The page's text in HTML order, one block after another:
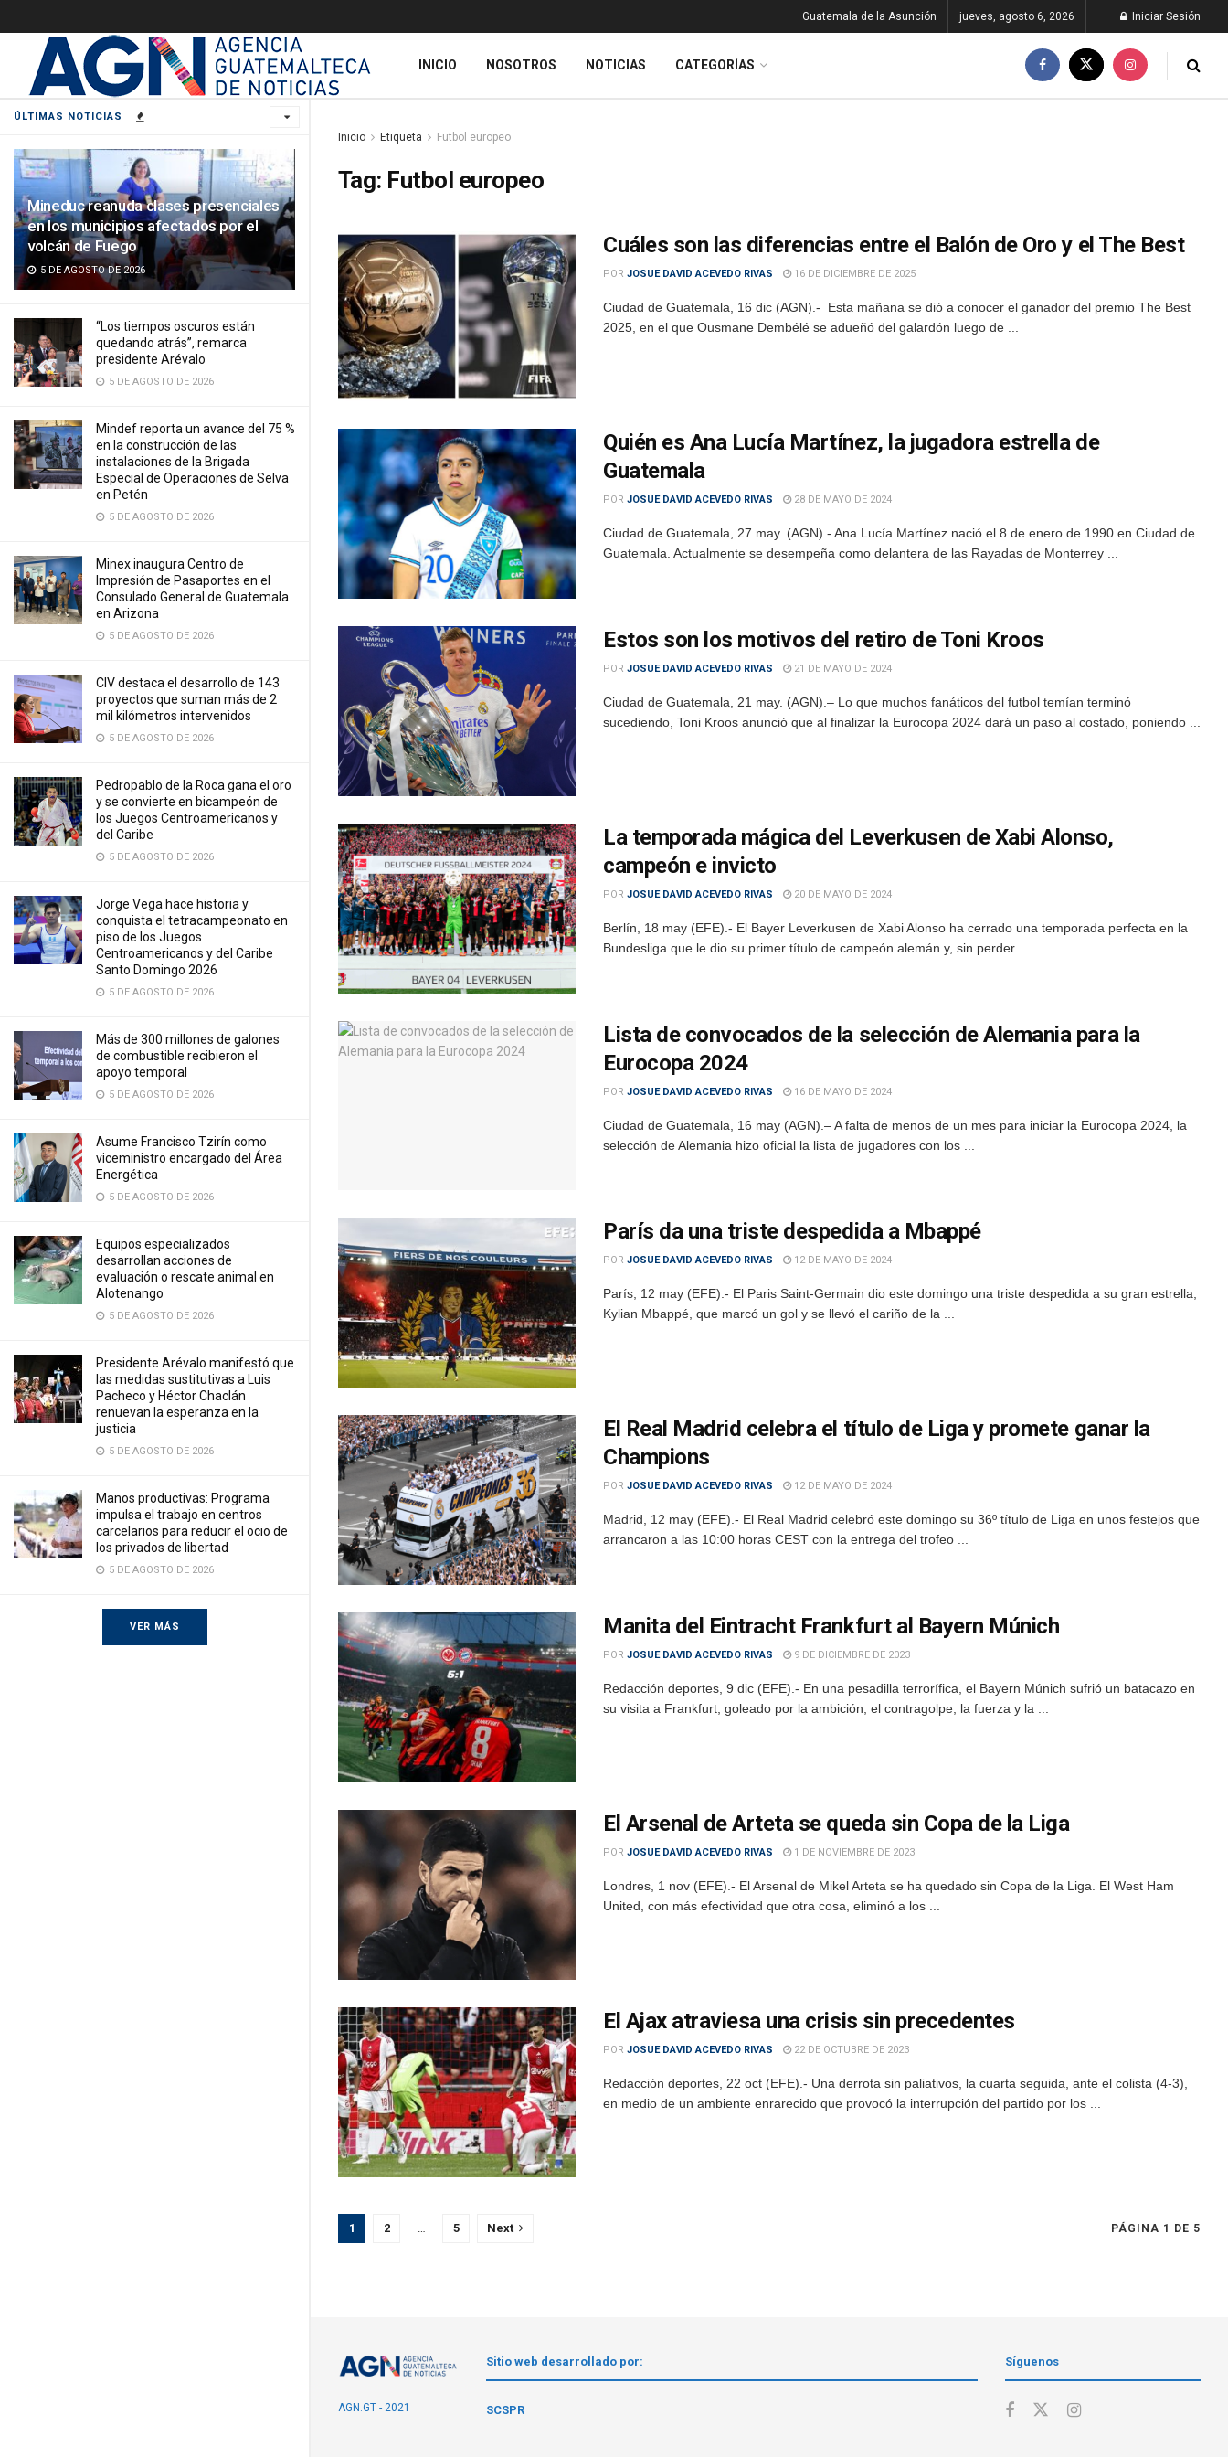
ÚLTIMAS NOTICIAS
Mineduc reanuda clases presenciales
en los municipios afectados por el
volcán de Fuego
5 DE AGOSTO DE 2026
“Los tiempos oscuros están
quedando atrás”, remarca
presidente Arévalo
5 DE AGOSTO DE 2026
Mindef reporta un avance del 75 %
en la construcción de las
instalaciones de la Brigada
Especial de Operaciones de Selva
en Petén
5 DE AGOSTO DE 2026
Minex inaugura Centro de
Impresión de Pasaportes en el
Consulado General de Guatemala
en Arizona
5 DE AGOSTO DE 2026
CIV destaca el desarrollo de 143
proyectos que suman más de 2
mil kilómetros intervenidos
5 DE AGOSTO DE 2026
Pedropablo de la Roca gana el oro
y se convierte en bicampeón de
los Juegos Centroamericanos y
del Caribe
5 DE AGOSTO DE 2026
Jorge Vega hace historia y
conquista el tetracampeonato en
piso de los Juegos
Centroamericanos y del Caribe
Santo Domingo 2026
5 DE AGOSTO DE 2026
Más de 300 millones de galones
de combustible recibieron el
apoyo temporal
5 DE AGOSTO DE 2026
Asume Francisco Tzirín como
viceministro encargado del Área
Energética
5 DE AGOSTO DE 2026
Equipos especializados
desarrollan acciones de
evaluación o rescate animal en
Alotenango
5 DE AGOSTO DE 2026
Presidente Arévalo manifestó que
las medidas sustitutivas a Luis
Pacheco y Héctor Chaclán
renuevan la esperanza en la
justicia
5 DE AGOSTO DE 2026
Manos productivas: Programa
impulsa el trabajo en centros
carcelarios para reducir el ocio de
los privados de libertad
5 DE AGOSTO DE 2026
VER MÁS
Guatemala de la Asunción jueves, agosto 6, 2026 Iniciar Sesión
INICIO NOSOTROS NOTICIAS CATEGORÍAS
Inicio Etiqueta Futbol europeo
Tag: Futbol europeo
Cuáles son las diferencias entre el Balón de Oro y el The Best
POR JOSUE DAVID ACEVEDO RIVAS 16 DE DICIEMBRE DE 2025
Ciudad de Guatemala, 16 dic (AGN).- Esta mañana se dió a conocer el ganador del premio The Best
2025, en el que Ousmane Dembélé se adueñó del galardón luego de ...
Quién es Ana Lucía Martínez, la jugadora estrella de
Guatemala
POR JOSUE DAVID ACEVEDO RIVAS 28 DE MAYO DE 2024
Ciudad de Guatemala, 27 may. (AGN).- Ana Lucía Martínez nació el 8 de enero de 1990 en Ciudad de
Guatemala. Actualmente se desempeña como delantera de las Rayadas de Monterrey ...
Estos son los motivos del retiro de Toni Kroos
POR JOSUE DAVID ACEVEDO RIVAS 21 DE MAYO DE 2024
Ciudad de Guatemala, 21 may. (AGN).– Lo que muchos fanáticos del futbol temían terminó
sucediendo, Toni Kroos anunció que al finalizar la Eurocopa 2024 dará un paso al costado, poniendo ...
La temporada mágica del Leverkusen de Xabi Alonso,
campeón e invicto
POR JOSUE DAVID ACEVEDO RIVAS 20 DE MAYO DE 2024
Berlín, 18 may (EFE).- El Bayer Leverkusen de Xabi Alonso ha cerrado una temporada perfecta en la
Bundesliga que le dio su primer título de campeón alemán y, sin perder ...
Lista de convocados de la selección de Alemania para la
Eurocopa 2024
POR JOSUE DAVID ACEVEDO RIVAS 16 DE MAYO DE 2024
Ciudad de Guatemala, 16 may (AGN).– A falta de menos de un mes para iniciar la Eurocopa 2024, la
selección de Alemania hizo oficial la lista de jugadores con los ...
París da una triste despedida a Mbappé
POR JOSUE DAVID ACEVEDO RIVAS 12 DE MAYO DE 2024
París, 12 may (EFE).- El Paris Saint-Germain dio este domingo una triste despedida a su gran estrella,
Kylian Mbappé, que marcó un gol y se llevó el cariño de la ...
El Real Madrid celebra el título de Liga y promete ganar la
Champions
POR JOSUE DAVID ACEVEDO RIVAS 12 DE MAYO DE 2024
Madrid, 12 may (EFE).- El Real Madrid celebró este domingo su 36º título de Liga en unos festejos que
arrancaron a las 10:00 horas CEST con la entrega del trofeo ...
Manita del Eintracht Frankfurt al Bayern Múnich
POR JOSUE DAVID ACEVEDO RIVAS 9 DE DICIEMBRE DE 2023
Redacción deportes, 9 dic (EFE).- En una pesadilla terrorífica, el Bayern Múnich sufrió un batacazo en
su visita a Frankfurt, goleado por la ambición, el contragolpe, la fuerza y la ...
El Arsenal de Arteta se queda sin Copa de la Liga
POR JOSUE DAVID ACEVEDO RIVAS 1 DE NOVIEMBRE DE 2023
Londres, 1 nov (EFE).- El Arsenal de Mikel Arteta se ha quedado sin Copa de la Liga. El West Ham
United, con más efectividad que otra cosa, eliminó a los ...
El Ajax atraviesa una crisis sin precedentes
POR JOSUE DAVID ACEVEDO RIVAS 22 DE OCTUBRE DE 2023
Redacción deportes, 22 oct (EFE).- Una derrota sin paliativos, la cuarta seguida, ante el colista (4-3),
en medio de un ambiente enrarecido que provocó la interrupción del partido por los ...
PÁGINA 1 DE 5
1 2 5 Next
AGN.GT - 2021
Sitio web desarrollado por:
SCSPR
Síguenos